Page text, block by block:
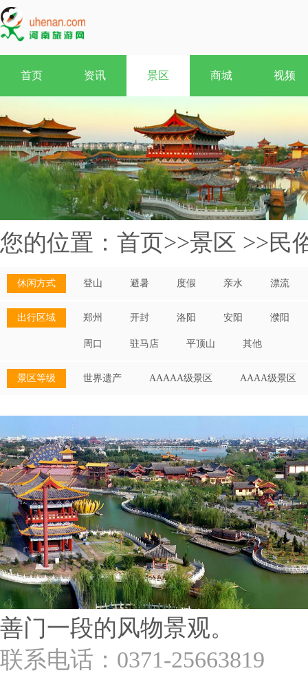
首页 资讯 景区 商城 视频
您的位置： 首页>>景区 >>民
休闲方式 登山 避暑 度假 亲水 漂流
出行区域 郑州 开封 洛阳 安阳 濮阳
周口 驻马店 平顶山 其他
景区等级 世界遗产 AAAAA级景区 AAAA级景区
善门一段的风物景观。
联系电话：0371-25663819